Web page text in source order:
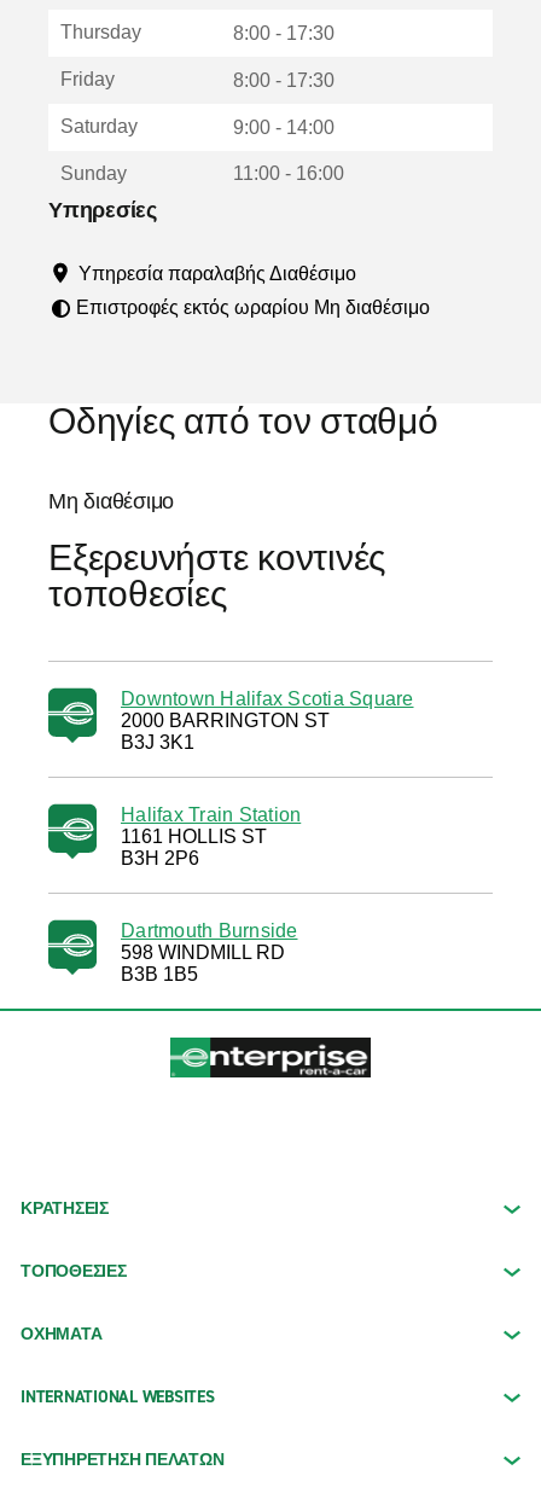
ρ
ά
Thursday 8:00 - 17:30
Friday 8:00 - 17:30
Saturday 9:00 - 14:00
Sunday 11:00 - 16:00
Υπηρεσίες
Υπηρεσία παραλαβής Διαθέσιμο
Επιστροφές εκτός ωραρίου Μη διαθέσιμο
Οδηγίες από τον σταθμό
Μη διαθέσιμο
Εξερευνήστε κοντινές
τοποθεσίες
Downtown Halifax Scotia Square
2000 BARRINGTON ST
B3J 3K1
Halifax Train Station
1161 HOLLIS ST
B3H 2P6
Dartmouth Burnside
598 WINDMILL RD
B3B 1B5
ΚΡΑΤΗΣΕΙΣ
ΤΟΠΟΘΕΣΙΕΣ
ΟΧΉΜΑΤΑ
INTERNATIONAL WEBSITES
ΕΞΥΠΗΡΕΤΗΣΗ ΠΕΛΑΤΩΝ